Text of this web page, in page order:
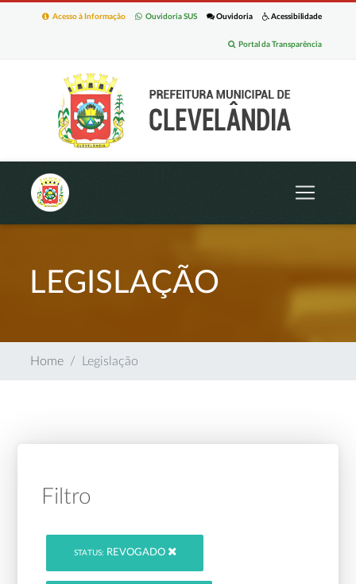
Acessibilidade
Ouvidoria
Ouvidoria SUS
Acesso à Informação
Portal da Transparência
LEGISLAÇÃO
Home Legislação
Filtro
STATUS: REVOGADO